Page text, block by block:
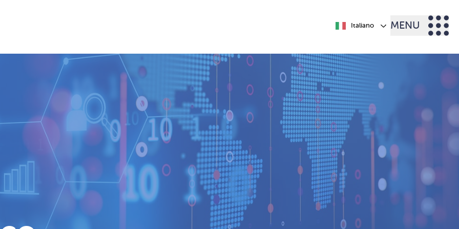
Italiano MENU